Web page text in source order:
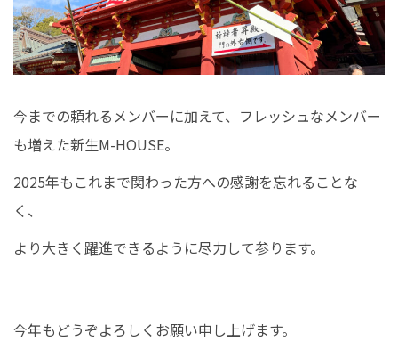
今までの頼れるメンバーに加えて、フレッシュなメンバー
も増えた新生M-HOUSE。
2025年もこれまで関わった方への感謝を忘れることな
く、
より大きく躍進できるように尽力して参ります。
今年もどうぞよろしくお願い申し上げます。